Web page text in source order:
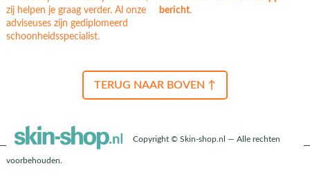
zij helpen je graag verder. Al onze
adviseuses zijn gediplomeerd
schoonheidsspecialist.
bericht.
TERUG NAAR BOVEN ↑
Copyright © Skin-shop.nl — Alle rechten
voorbehouden.